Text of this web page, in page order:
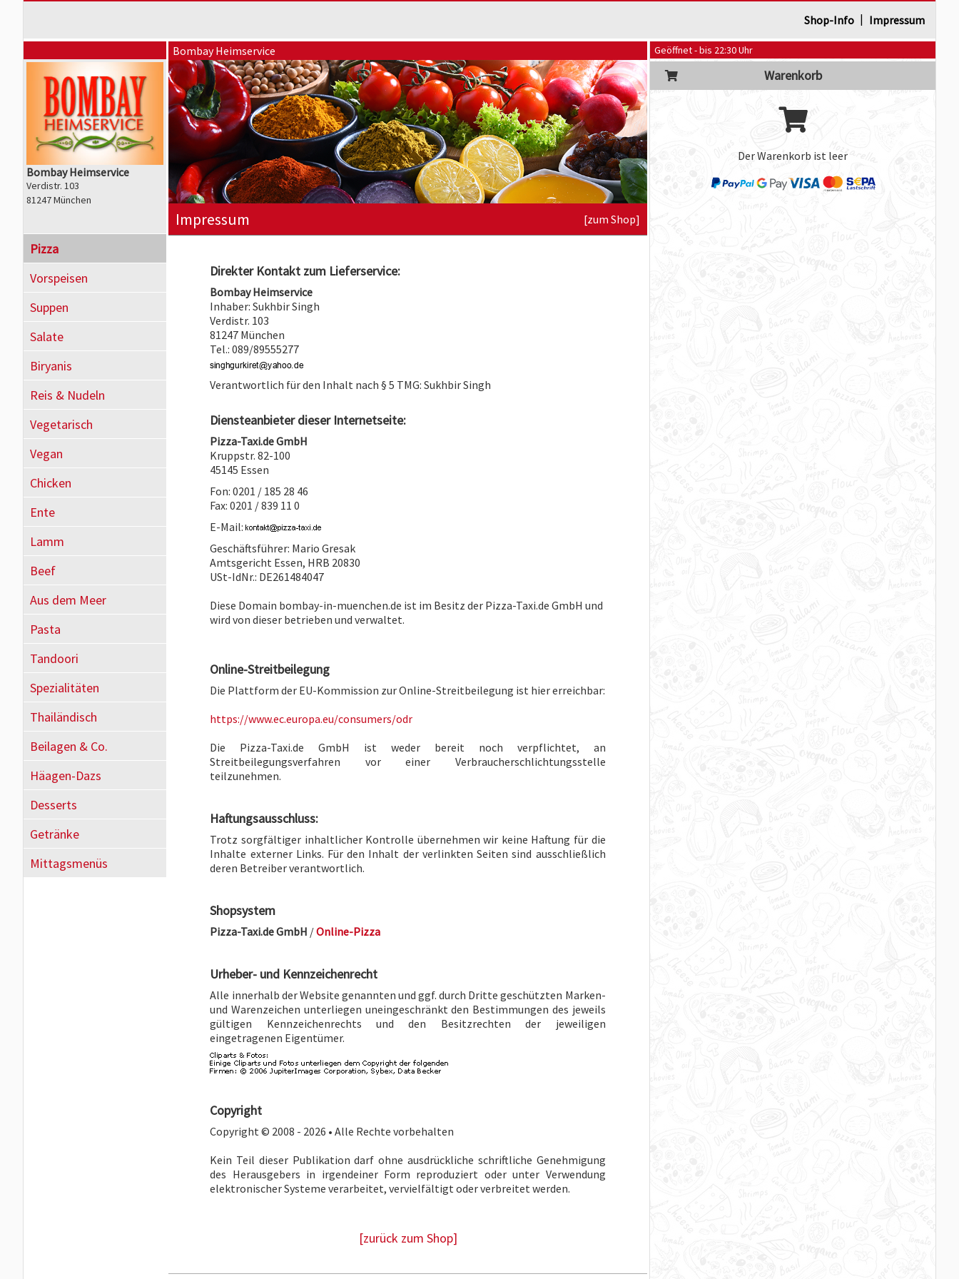
Shop-Info | Impressum
Geöffnet - bis 22:30 Uhr
Warenkorb
Der Warenkorb ist leer
Bombay Heimservice
Verdistr. 103
81247 München
Pizza
Vorspeisen
Suppen
Salate
Biryanis
Reis & Nudeln
Vegetarisch
Vegan
Chicken
Ente
Lamm
Beef
Aus dem Meer
Pasta
Tandoori
Spezialitäten
Thailändisch
Beilagen & Co.
Häagen-Dazs
Desserts
Getränke
Mittagsmenüs
Bombay Heimservice
Impressum [zum Shop]
Direkter Kontakt zum Lieferservice:
Bombay Heimservice
Inhaber: Sukhbir Singh
Verdistr. 103
81247 München
Tel.: 089/89555277
Verantwortlich für den Inhalt nach § 5 TMG: Sukhbir Singh
Diensteanbieter dieser Internetseite:
Pizza-Taxi.de GmbH
Kruppstr. 82-100
45145 Essen
Fon: 0201 / 185 28 46
Fax: 0201 / 839 11 0
E-Mail:
Geschäftsführer: Mario Gresak
Amtsgericht Essen, HRB 20830
USt-IdNr.: DE261484047
Diese Domain bombay-in-muenchen.de ist im Besitz der Pizza-Taxi.de GmbH und
wird von dieser betrieben und verwaltet.
Online-Streitbeilegung
Die Plattform der EU-Kommission zur Online-Streitbeilegung ist hier erreichbar:
https://www.ec.europa.eu/consumers/odr
Die Pizza-Taxi.de GmbH ist weder bereit noch verpflichtet, an
Streitbeilegungsverfahren vor einer Verbraucherschlichtungsstelle
teilzunehmen.
Haftungsausschluss:
Trotz sorgfältiger inhaltlicher Kontrolle übernehmen wir keine Haftung für die
Inhalte externer Links. Für den Inhalt der verlinkten Seiten sind ausschließlich
deren Betreiber verantwortlich.
Shopsystem
Pizza-Taxi.de GmbH /Online-Pizza
Urheber- und Kennzeichenrecht
Alle innerhalb der Website genannten und ggf. durch Dritte geschützten Marken-
und Warenzeichen unterliegen uneingeschränkt den Bestimmungen des jeweils
gültigen Kennzeichenrechts und den Besitzrechten der jeweiligen
eingetragenen Eigentümer.
Copyright
Copyright © 2008 - 2026 • Alle Rechte vorbehalten
Kein Teil dieser Publikation darf ohne ausdrückliche schriftliche Genehmigung
des Herausgebers in irgendeiner Form reproduziert oder unter Verwendung
elektronischer Systeme verarbeitet, vervielfältigt oder verbreitet werden.
[zurück zum Shop]